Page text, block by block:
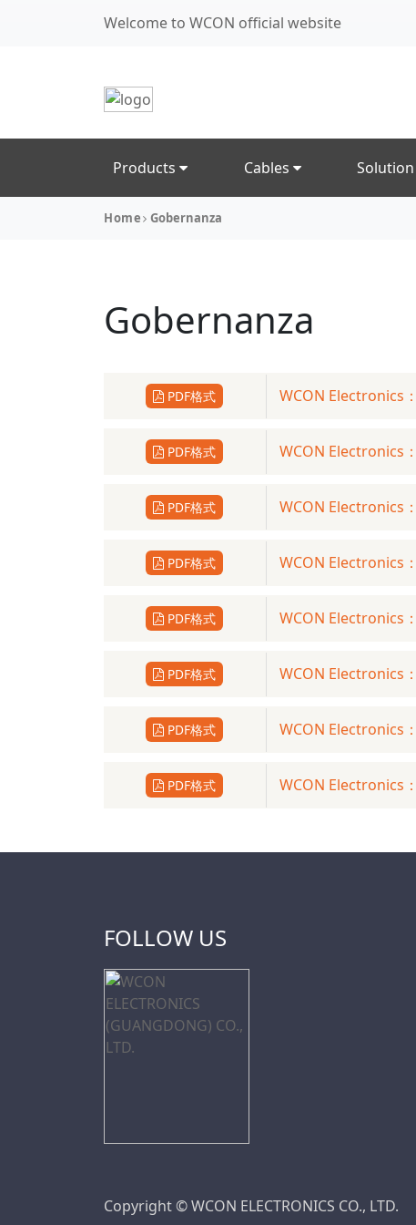
Welcome to WCON official website
Products Cables
Home Gobernanza
Gobernanza
PDF格式 WCON Electronics
PDF格式 WCON Electronics
PDF格式 WCON Electronics
PDF格式 WCON Electronics
PDF格式 WCON Electronics
PDF格式 WCON Electronics
PDF格式 WCON Electronics
PDF格式 WCON Electronics
FOLLOW US
Copyright © WCON ELECTRONICS CO., LTD.